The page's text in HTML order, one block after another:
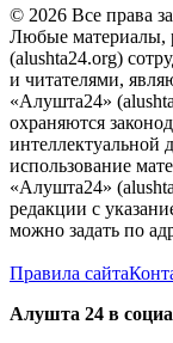
© 2026 Все права
Любые материалы,
(alushta24.org)
и читателями,
«Алушта24»
охраняются
интеллектуальной
использование
«Алушта24»
редакции с
можно задать по
Правила сайта
Алушта 24 в